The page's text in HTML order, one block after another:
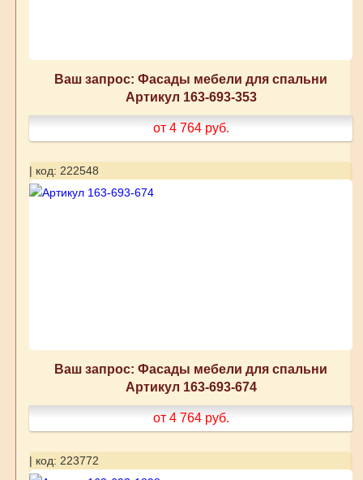
Ваш запрос: Фасады мебели для спальни
Артикул 163-693-353
от 4 764 руб.
| код: 222548
Ваш запрос: Фасады мебели для спальни
Артикул 163-693-674
от 4 764 руб.
| код: 223772